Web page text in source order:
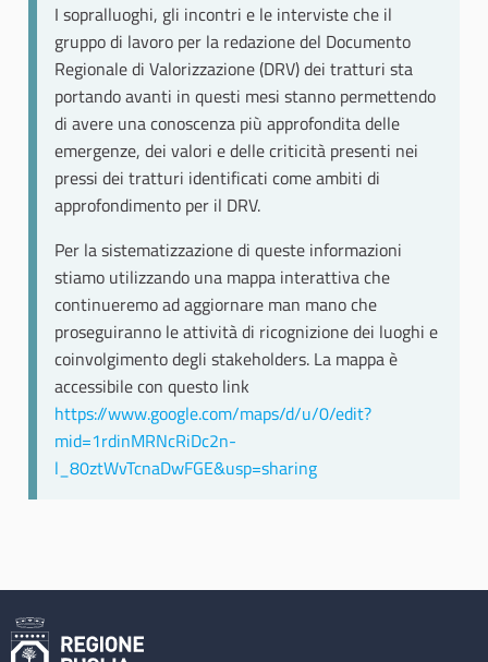
I sopralluoghi, gli incontri e le interviste che il
gruppo di lavoro per la redazione del Documento
Regionale di Valorizzazione (DRV) dei tratturi sta
portando avanti in questi mesi stanno permettendo
di avere una conoscenza più approfondita delle
emergenze, dei valori e delle criticità presenti nei
pressi dei tratturi identificati come ambiti di
approfondimento per il DRV.
Per la sistematizzazione di queste informazioni
stiamo utilizzando una mappa interattiva che
continueremo ad aggiornare man mano che
proseguiranno le attività di ricognizione dei luoghi e
coinvolgimento degli stakeholders. La mappa è
accessibile con questo link
https://www.google.com/maps/d/u/0/edit?
mid=1rdinMRNcRiDc2n-
l_80ztWvTcnaDwFGE&usp=sharing